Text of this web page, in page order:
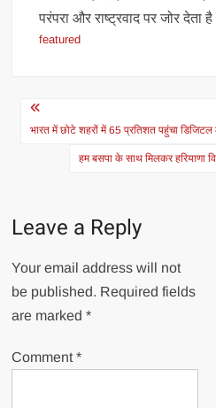
परंपरा और राष्ट्रवाद पर जोर देता
featured
Post
navigation
भारत में छोटे शहरों में 65 प्रतिशत पहुंचा
हम बसपा के साथ मिलकर हरियाणा
Leave a Reply
Your email address will not
be published. Required fields
are marked*
Comment*